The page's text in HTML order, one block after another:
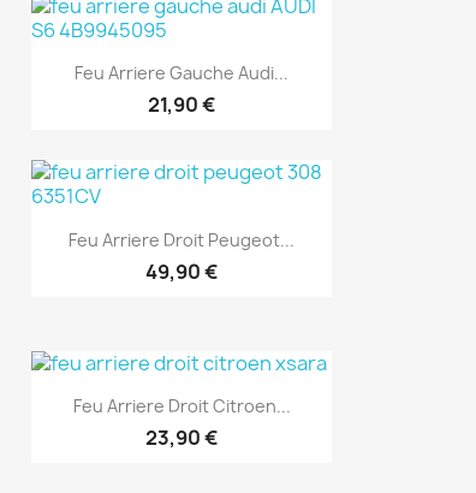
Aperçu rapide
Feu Arriere Gauche Audi...
21,90 €
Aperçu rapide
Feu Arriere Droit Peugeot...
49,90 €
Aperçu rapide
Feu Arriere Droit Citroen...
23,90 €